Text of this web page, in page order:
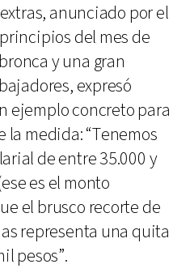
anunciado por el
del mes de
y una gran
expresó
ejemplo concreto para
medida: “Tenemos
de entre 35.000 y
es el monto
el brusco recorte de
representa una quita
pesos”.